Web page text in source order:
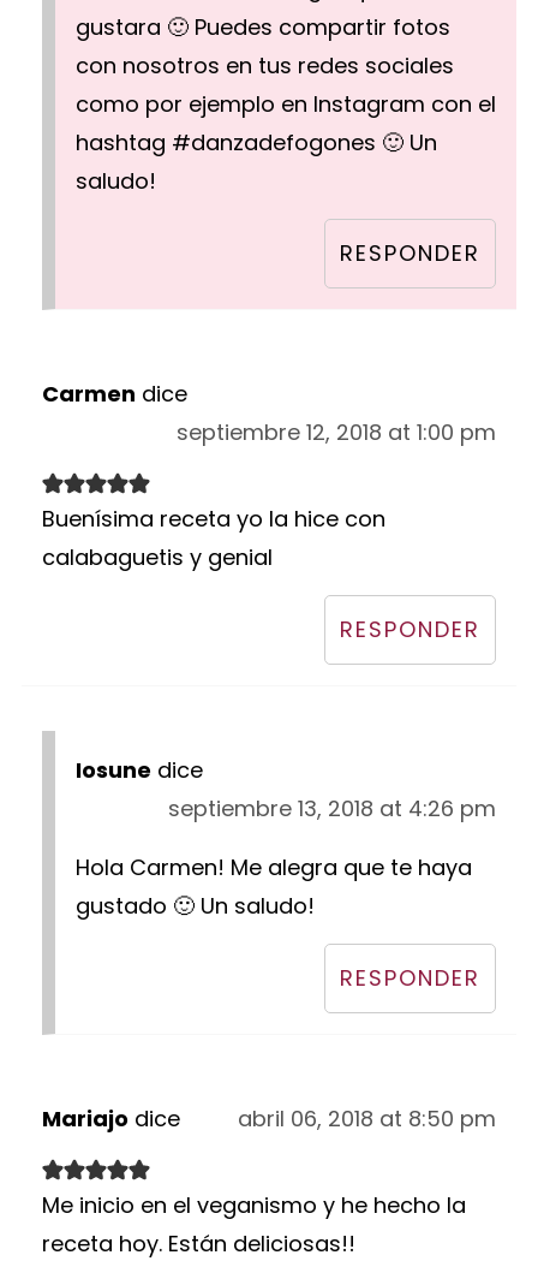
gustara 🙂 Puedes compartir fotos
con nosotros en tus redes sociales
como por ejemplo en Instagram con el
hashtag #danzadefogones 🙂 Un
saludo!
RESPONDER
Carmen dice
septiembre 12, 2018 at 1:00 pm
Buenísima receta yo la hice con
calabaguetis y genial
RESPONDER
Iosune dice
septiembre 13, 2018 at 4:26 pm
Hola Carmen! Me alegra que te haya
gustado 🙂 Un saludo!
RESPONDER
Mariajo dice abril 06, 2018 at 8:50 pm
Me inicio en el veganismo y he hecho la
receta hoy. Están deliciosas!!